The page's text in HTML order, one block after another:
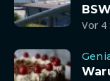
Vor 4